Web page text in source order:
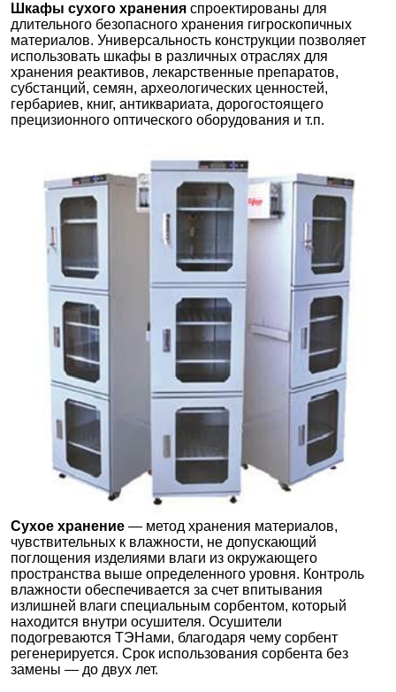
Шкафы сухого хранения спроектированы для
длительного безопасного хранения гигроскопичных
материалов. Универсальность конструкции позволяет
использовать шкафы в различных отраслях для
хранения реактивов, лекарственные препаратов,
субстанций, семян, археологических ценностей,
гербариев, книг, антиквариата, дорогостоящего
прецизионного оптического оборудования и т.п.
Сухое хранение — метод хранения материалов,
чувствительных к влажности, не допускающий
поглощения изделиями влаги из окружающего
пространства выше определенного уровня. Контроль
влажности обеспечивается за счет впитывания
излишней влаги специальным сорбентом, который
находится внутри осушителя. Осушители
подогреваются ТЭНами, благодаря чему сорбент
регенерируется. Срок использования сорбента без
замены — до двух лет.